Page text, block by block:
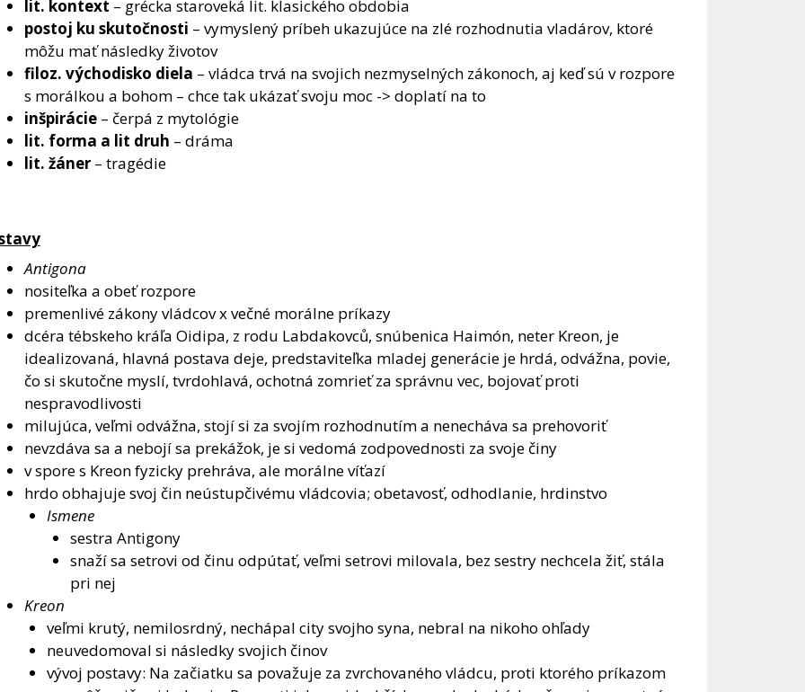
lit. kontext – grécka staroveká lit. klasického obdobia
postoj ku skutočnosti – vymyslený príbeh ukazujúce na zlé rozhodnutia vladárov, ktoré
môžu mať následky životov
filoz. východisko diela – vládca trvá na svojich nezmyselných zákonoch, aj keď sú v rozpore
s morálkou a bohom – chce tak ukázať svoju moc -> doplatí na to
inšpirácie– čerpá z mytológie
lit. forma a lit druh – dráma
lit. žáner– tragédie
Antigona
nositeľka a obeť rozpore
premenlivé zákony vládcov x večné morálne príkazy
dcéra tébskeho kráľa Oidipa, z rodu Labdakovců, snúbenica Haimón, neter Kreon, je
idealizovaná, hlavná postava deje, predstaviteľka mladej generácie je hrdá, odvážna, povie,
čo si skutočne myslí, tvrdohlavá, ochotná zomrieť za správnu vec, bojovať proti
nespravodlivosti
milujúca, veľmi odvážna, stojí si za svojím rozhodnutím a nenecháva sa prehovoriť
nevzdáva sa a nebojí sa prekážok, je si vedomá zodpovednosti za svoje činy
v spore s Kreon fyzicky prehráva, ale morálne víťazí
hrdo obhajuje svoj čin neústupčivému vládcovia; obetavosť, odhodlanie, hrdinstvo
Ismene
sestra Antigony
snaží sa setrovi od činu odpútať, veľmi setrovi milovala, bez sestry nechcela žiť, stála
pri nej
Kreon
veľmi krutý, nemilosrdný, nechápal city svojho syna, nebral na nikoho ohľady
neuvedomoval si následky svojich činov
vývoj postavy: Na začiatku sa považuje za zvrchovaného vládcu, proti ktorého príkazom